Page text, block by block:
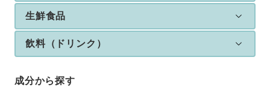
生鮮食品
飲料（ドリンク）
成分から探す